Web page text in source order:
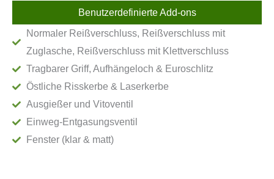
Benutzerdefinierte Add-ons
Normaler Reißverschluss, Reißverschluss mit
Zuglasche, Reißverschluss mit Klettverschluss
Tragbarer Griff, Aufhängeloch & Euroschlitz
Östliche Risskerbe & Laserkerbe
Ausgießer und Vitoventil
Einweg-Entgasungsventil
Fenster (klar & matt)